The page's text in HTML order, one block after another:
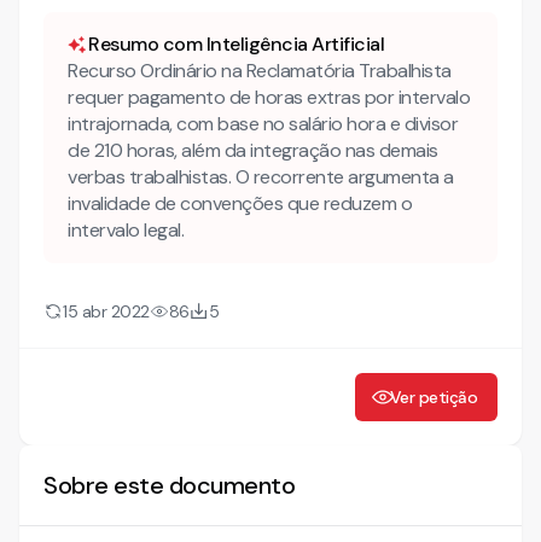
Resumo com Inteligência Artificial
Recurso Ordinário na Reclamatória Trabalhista
requer pagamento de horas extras por intervalo
intrajornada, com base no salário hora e divisor
de 210 horas, além da integração nas demais
verbas trabalhistas. O recorrente argumenta a
invalidade de convenções que reduzem o
intervalo legal.
15 abr 2022 86 5
Ver petição
Sobre este documento